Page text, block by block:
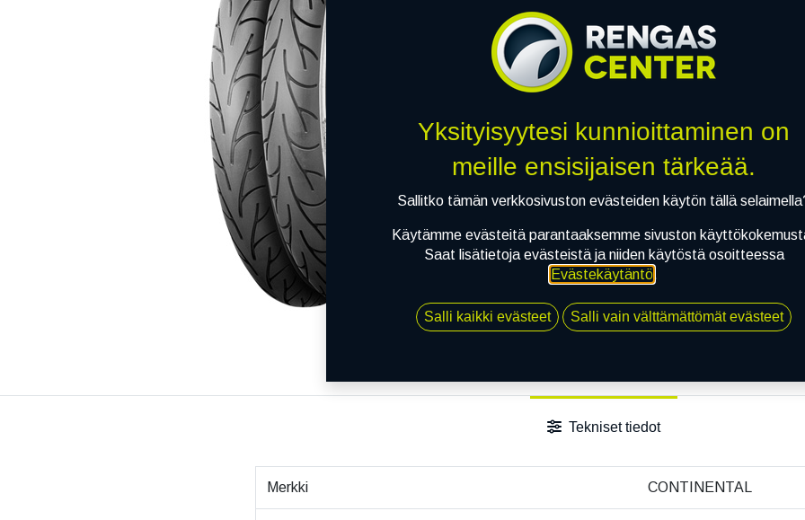
Jaa
Toimitusehdot
Tekniset tiedot
Merkki CONTINENTAL
Yksityisyytesi kunnioittaminen on
meille ensisijaisen tärkeää.
Sallitko tämän verkkosivuston evästeiden käytön tällä
Käytämme evästeitä parantaaksemme sivuston
Saat lisätietoja evästeistä ja niiden käytöstä osoitteessa
Evästekäytäntö.
Salli kaikki evästeet Salli vain välttämättömät evästeet